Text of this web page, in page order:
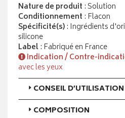
Nature de produit : Solution
Conditionnement : Flacon
Spécificité(s): Ingrédients
silicone
Label: Fabriqué en France
Indication / Contre-
avec les yeux
CONSEIL D’UTILISATION
COMPOSITION